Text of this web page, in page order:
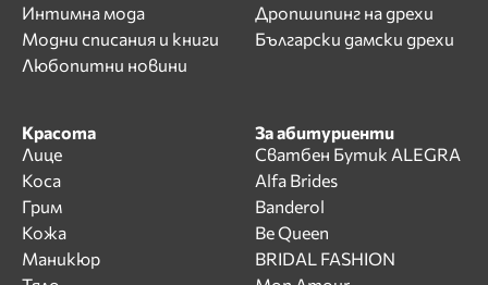
Интимна мода
Модни списания и книги
Любопитни новини
Дропшипинг на дрехи
Български дамски дрехи
Красота
Лице
Коса
Грим
Кожа
Маникюр
За абитуриенти
Сватбен Бутик ALEGRA
Alfa Brides
Banderol
Be Queen
BRIDAL FASHION